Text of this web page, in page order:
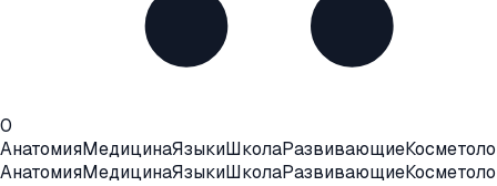
0
АнатомияМедицинаЯзыкиШколаРазвивающие
АнатомияМедицинаЯзыкиШколаРазвивающие